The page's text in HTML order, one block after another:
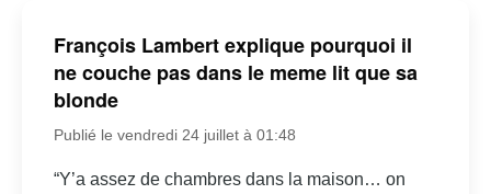
François Lambert explique pourquoi il
ne couche pas dans le meme lit que sa
blonde
Publié le vendredi 24 juillet à 01:48
“Y’a assez de chambres dans la maison… on